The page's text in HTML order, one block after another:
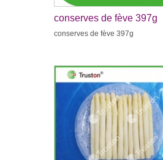
conserves de fève 397g
conserves de fève 397g